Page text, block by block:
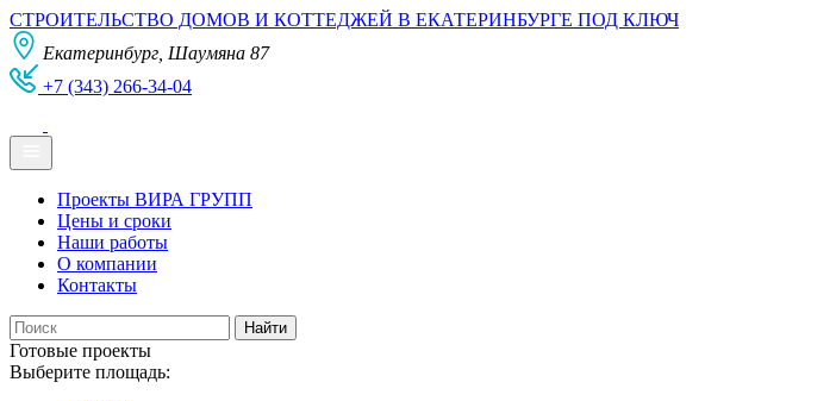
СТРОИТЕЛЬСТВО ДОМОВ И КОТТЕДЖЕЙ В ЕКАТЕРИНБУРГЕ ПОД КЛЮЧ
Екатеринбург, Шаумяна 87
+7 (343) 266-34-04
Проекты ВИРА ГРУПП
Цены и сроки
Наши работы
О компании
Контакты
Готовые проекты
Выберите площадь: